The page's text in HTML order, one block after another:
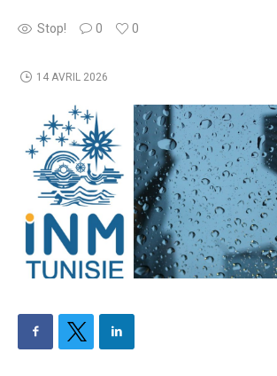
Stop! 0 0
14 AVRIL 2026